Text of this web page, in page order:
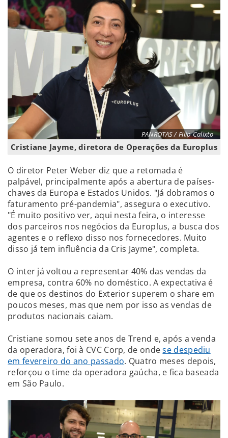
PANROTAS / Filip Calixto
Cristiane Jayme, diretora de Operações da Europlus
O diretor Peter Weber diz que a retomada é
palpável, principalmente após a abertura de países-
chaves da Europa e Estados Unidos. "Já dobramos o
faturamento pré-pandemia", assegura o executivo.
"É muito positivo ver, aqui nesta feira, o interesse
dos parceiros nos negócios da Europlus, a busca dos
agentes e o reflexo disso nos fornecedores. Muito
disso já tem influência da Cris Jayme", completa.
O inter já voltou a representar 40% das vendas da
empresa, contra 60% no doméstico. A expectativa é
de que os destinos do Exterior superem o share em
poucos meses, mas que nem por isso as vendas de
produtos nacionais caiam.
Cristiane somou sete anos de Trend e, após a venda
da operadora, foi à CVC Corp, de ondese despediu
em fevereiro do ano passado. Quatro meses depois,
reforçou o time da operadora gaúcha, e fica baseada
em São Paulo.